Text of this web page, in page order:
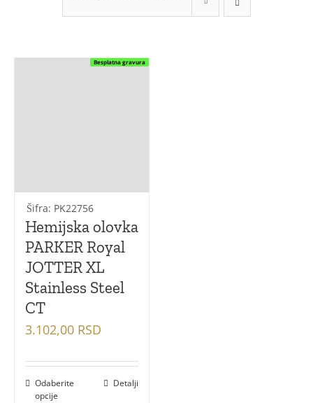
Jotter XL
Besplatna gravura
Šifra: PK22756
Hemijska olovka
PARKER Royal
JOTTER XL
Stainless Steel
CT
3.102,00 RSD
Odaberite
opcije
Detalji